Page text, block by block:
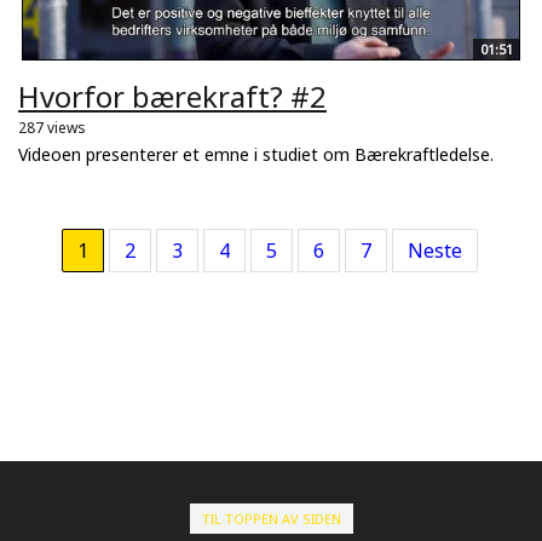
01:51
Hvorfor bærekraft? #2
287 views
Videoen presenterer et emne i studiet om Bærekraftledelse.
1 2 3 4 5 6 7 Neste
TIL TOPPEN AV SIDEN